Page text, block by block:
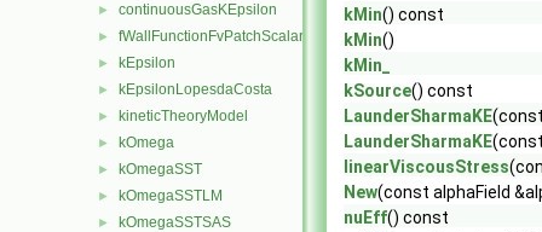
► continuousGasKEpsilon
► fWallFunctionFvPatchScalarField
► kEpsilon
► kEpsilonLopesdaCosta
► kineticTheoryModel
► kOmega
► kOmegaSST
► kOmegaSSTLM
► kOmegaSSTSAS
kMin() const
kMin()
kMin_
kSource() const
LaunderSharmaKE
LaunderSharmaKE
linearViscousStress
New(const alphaField
nuEff() const